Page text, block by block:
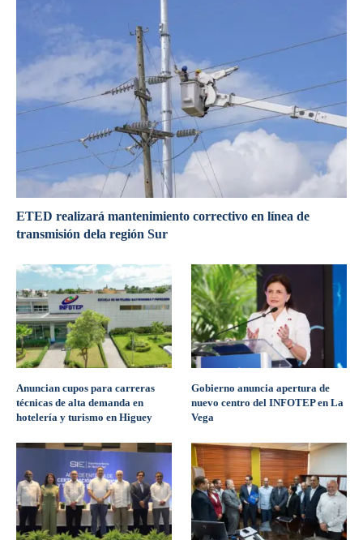
ETED realizará mantenimiento correctivo en línea de
transmisión dela región Sur
Anuncian cupos para carreras
técnicas de alta demanda en
hotelería y turismo en Higuey
Gobierno anuncia apertura de
nuevo centro del INFOTEP en La
Vega